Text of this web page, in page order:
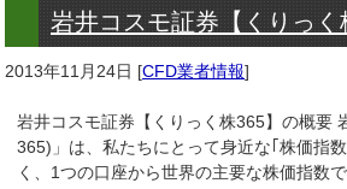
岩井コスモ証券【くりっ
2013年11月24日 [CFD業者情報]
岩井コスモ証券【くりっく株365】の概
365)」は、私たちにとって身近な｢株価指
く、1つの口座から世界の主要な株価指数